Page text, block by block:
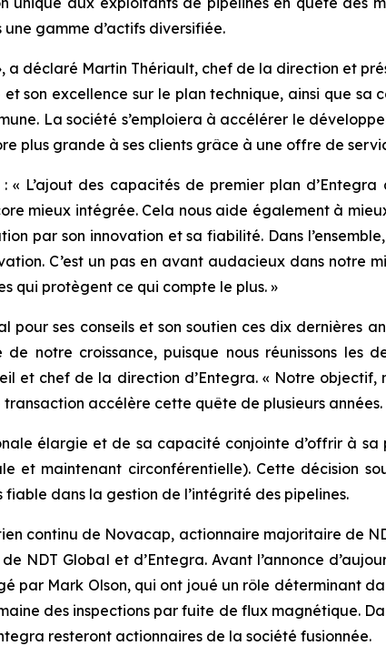
gamme d’actifs diversifiée.
a déclaré Martin Thériault, chef de la direction et
et son excellence sur le plan technique, ainsi que
La société s’emploiera à accélérer le
plus grande à ses clients grâce à une offre de
« L’ajout des capacités de premier plan
mieux intégrée. Cela nous aide également à
par son innovation et sa fiabilité. Dans
C’est un pas en avant audacieux dans notre
qui protègent ce qui compte le plus. »
ses conseils et son soutien ces dix dernières
notre croissance, puisque nous réunissons les
et chef de la direction d’Entegra. « Notre objectif,
accélère cette quête de plusieurs années.
élargie et de sa capacité conjointe d’offrir à
et maintenant circonférentielle). Cette décision
dans la gestion de l’intégrité des pipelines.
continu de Novacap, actionnaire majoritaire de
NDT Global et d’Entegra. Avant l’annonce
par Mark Olson, qui ont joué un rôle déterminant
des inspections par fuite de flux magnétique.
resteront actionnaires de la société fusionnée.